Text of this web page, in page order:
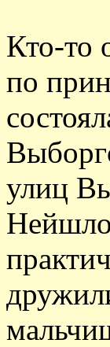
Кто-то
по
улиц